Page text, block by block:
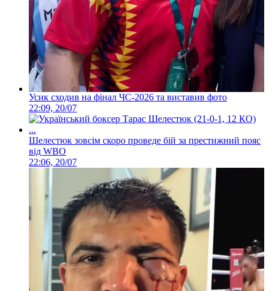
Усик сходив на фінал ЧС-2026 та виставив фото
22:09, 20/07
Шелестюк зовсім скоро проведе бій за престижний пояс
від WBO
22:06, 20/07